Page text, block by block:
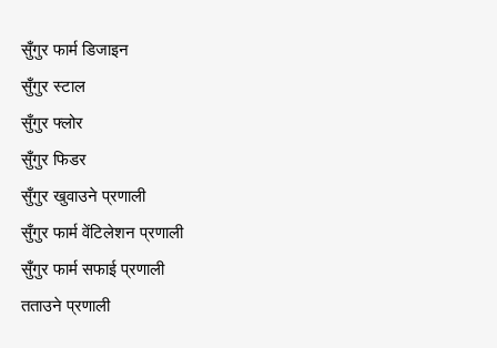
सुँगुर फार्म डिजाइन
सुँगुर स्टाल
सुँगुर फ्लोर
सुँगुर फिडर
सुँगुर खुवाउने प्रणाली
सुँगुर फार्म वेंटिलेशन प्रणाली
सुँगुर फार्म सफाई प्रणाली
तताउने प्रणाली